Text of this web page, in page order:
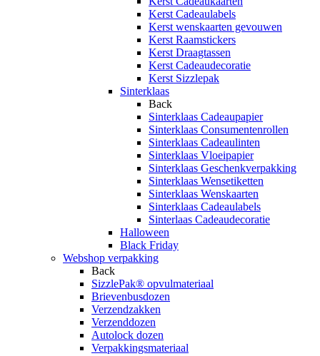
Kerst Cadeaulabels
Kerst wenskaarten gevouwen
Kerst Raamstickers
Kerst Draagtassen
Kerst Cadeaudecoratie
Kerst Sizzlepak
Sinterklaas
Back
Sinterklaas Cadeaupapier
Sinterklaas Consumentenrollen
Sinterklaas Cadeaulinten
Sinterklaas Vloeipapier
Sinterklaas Geschenkverpakking
Sinterklaas Wensetiketten
Sinterklaas Wenskaarten
Sinterklaas Cadeaulabels
Sinterlaas Cadeaudecoratie
Halloween
Black Friday
Webshop verpakking
Back
SizzlePak® opvulmateriaal
Brievenbusdozen
Verzendzakken
Verzenddozen
Autolock dozen
Verpakkingsmateriaal